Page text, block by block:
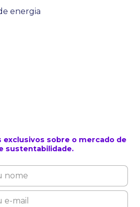
energia
exclusivos sobre o mercado de
sustentabilidade.